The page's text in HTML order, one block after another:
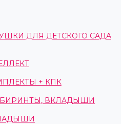
ДЛЯ ДЕТСКОГО САДА
+ КПК
ВКЛАДЫШИ